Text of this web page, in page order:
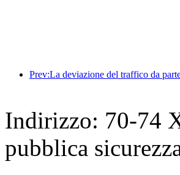
Indirizzo: 70-74
pubblica